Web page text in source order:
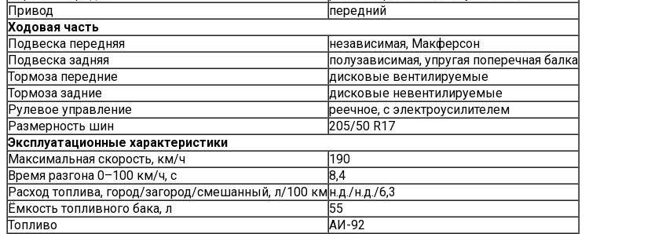
Привод
передний
Ходовая часть
Подвеска передняя
независимая, Макферсон
Подвеска задняя
полузависимая, упругая поперечная балка
Тормоза передние
дисковые вентилируемые
Тормоза задние
дисковые невентилируемые
Рулевое управление
реечное, с электроусилителем
Размерность шин
205/50 R17
Эксплуатационные характеристики
Максимальная скорость, км/ч
190
Время разгона 0–100 км/ч, с
8,4
Расход топлива, город/загород/смешанный, л/100 кмн.д./н.д./6,3
Ёмкость топливного бака, л
55
Топливо
АИ-92